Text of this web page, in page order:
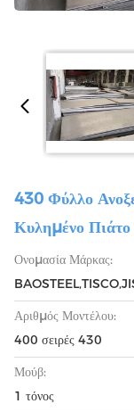
430 Φύλλο
Κυλημένο
Ονομασία Μάρκας:
Αριθμός Μοντέλου:
400 σειρές 430
Μούβ:
1 τόνος